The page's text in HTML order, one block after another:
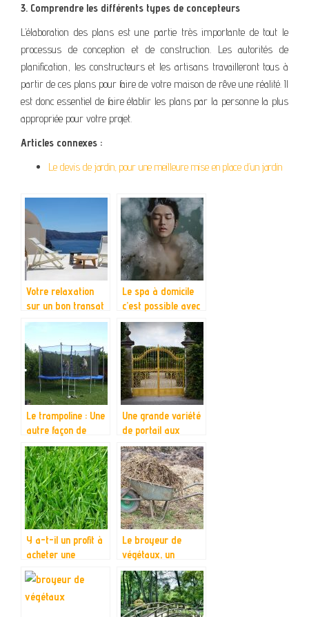
3. Comprendre les différents types de concepteurs
L’élaboration des plans est une partie très importante de tout le
processus de conception et de construction. Les autorités de
planification, les constructeurs et les artisans travailleront tous à
partir de ces plans pour faire de votre maison de rêve une réalité. Il
est donc essentiel de faire établir les plans par la personne la plus
appropriée pour votre projet.
Articles connexes :
Le devis de jardin, pour une meilleure mise en place d’un jardin
Votre relaxation
sur un bon transat
de jardin
Le spa à domicile
c’est possible avec
le spa gonflable
Le trampoline : Une
autre façon de
s’amuser pour vos
enfants
Une grande variété
de portail aux
critères bien
distincts
Y a-t-il un profit à
acheter une
débroussailleuse
électrique filaire?
Le broyeur de
végétaux, un
appareil pour
simplifier le
ramassage de
déchets